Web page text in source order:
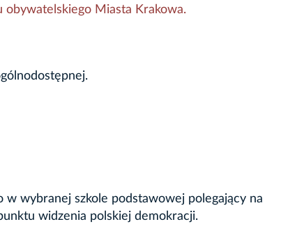
obywatelskiego Miasta Krakowa.
wybranej szkole podstawowej polegający na
widzenia polskiej demokracji.